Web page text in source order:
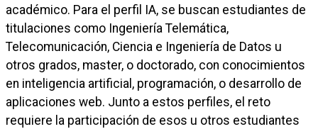
académico. Para el perfil IA, se buscan estudiantes de
titulaciones como Ingeniería Telemática,
Telecomunicación, Ciencia e Ingeniería de Datos u
otros grados, master, o doctorado, con conocimientos
en inteligencia artificial, programación, o desarrollo de
aplicaciones web. Junto a estos perfiles, el reto
requiere la participación de esos u otros estudiantes